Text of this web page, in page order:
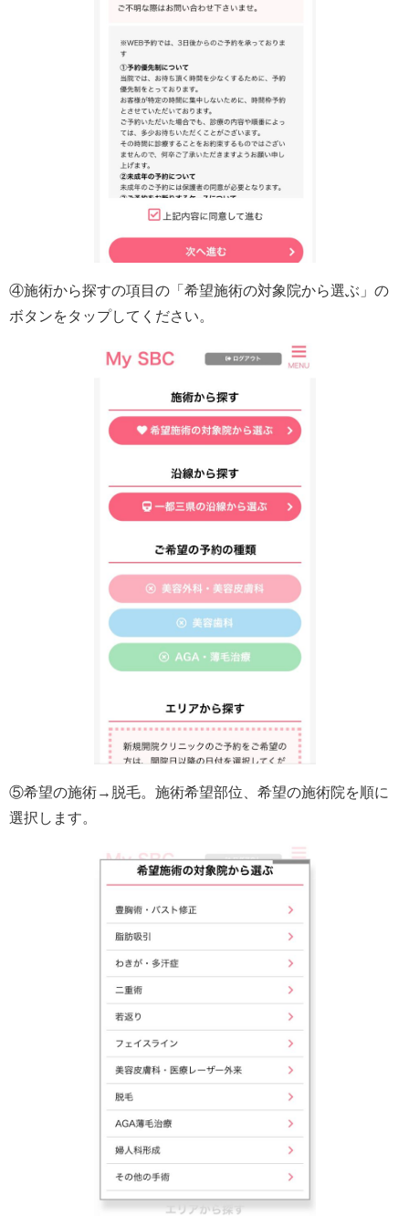
④施術から探すの項目の「希望施術の対象院から選ぶ」の
ボタンをタップしてください。
⑤希望の施術→脱毛。施術希望部位、希望の施術院を順に
選択します。